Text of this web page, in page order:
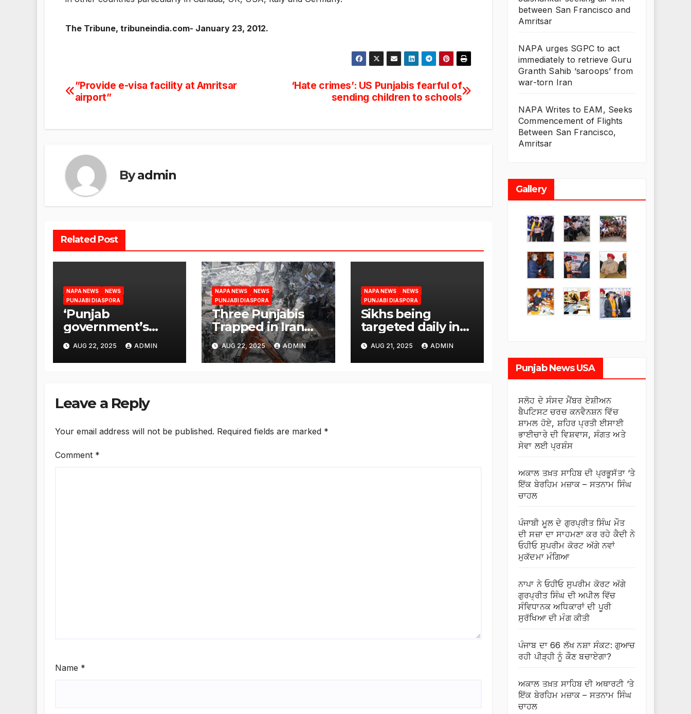
The Tribune, tribuneindia.com- January 23, 2012.
Post
‘Hate crimes’: US Punjabis fearful of
sending children to schools
”Provide e-visa facility at Amritsar
airport”
Byadmin
Related Post
NAPA NEWS
NEWS
PUNJABI DIASPORA
‘Punjab
government’s
responsibility to
rehabilitate
deported
AUG 22, 2025 ADMIN
NAPA NEWS
NEWS
PUNJABI DIASPORA
Three Punjabis
Trapped in Iran
Amid Conflict:
NAPA Urges Swift
Government
AUG 22, 2025 ADMIN
NAPA NEWS
NEWS
PUNJABI DIASPORA
Sikhs being
targeted daily in
one or the other
corner of US:
Satnam Singh
AUG 21, 2025 ADMIN
Leave a Reply
Your email address will not be published. Required fields are marked *
Comment *
Name *
between San Francisco and
Amritsar
NAPA urges SGPC to act
immediately to retrieve Guru
Granth Sahib ‘saroops’ from
war-torn Iran
NAPA Writes to EAM, Seeks
Commencement of Flights
Between San Francisco,
Amritsar
Gallery
Punjab News USA
ਸਲੋਹ ਦੇ ਸੰਸਦ ਮੈਂਬਰ ਏਸ਼ੀਅਨ
ਬੈਪਟਿਸਟ ਚਰਚ ਕਨਵੈਨਸ਼ਨ ਵਿੱਚ
ਸ਼ਾਮਲ ਹੋਏ, ਸ਼ਹਿਰ ਪ੍ਰਤੀ ਈਸਾਈ
ਭਾਈਚਾਰੇ ਦੀ ਵਿਸ਼ਵਾਸ, ਸੰਗਤ ਅਤੇ
ਸੇਵਾ ਲਈ ਪ੍ਰਸ਼ੰਸ
ਅਕਾਲ ਤਖ਼ਤ ਸਾਹਿਬ ਦੀ ਪ੍ਰਭੂਸੱਤਾ ‘ਤੇ
ਇੱਕ ਬੇਰਹਿਮ ਮਜ਼ਾਕ – ਸਤਨਾਮ ਸਿੰਘ
ਚਾਹਲ
ਪੰਜਾਬੀ ਮੂਲ ਦੇ ਗੁਰਪ੍ਰੀਤ ਸਿੰਘ ਮੌਤ
ਦੀ ਸਜ਼ਾ ਦਾ ਸਾਹਮਣਾ ਕਰ ਰਹੇ ਕੈਦੀ ਨੇ
ਓਹੀਓ ਸੁਪਰੀਮ ਕੋਰਟ ਅੱਗੇ ਨਵਾਂ
ਮੁਕੱਦਮਾ ਮੰਗਿਆ
ਨਾਪਾ ਨੇ ਓਹੀਓ ਸੁਪਰੀਮ ਕੋਰਟ ਅੱਗੇ
ਗੁਰਪ੍ਰੀਤ ਸਿੰਘ ਦੀ ਅਪੀਲ ਵਿੱਚ
ਸੰਵਿਧਾਨਕ ਅਧਿਕਾਰਾਂ ਦੀ ਪੂਰੀ
ਸੁਰੱਖਿਆ ਦੀ ਮੰਗ ਕੀਤੀ
ਪੰਜਾਬ ਦਾ 66 ਲੱਖ ਨਸ਼ਾ ਸੰਕਟ: ਗੁਆਚ
ਰਹੀ ਪੀੜ੍ਹੀ ਨੂੰ ਕੌਣ ਬਚਾਏਗਾ?
ਅਕਾਲ ਤਖ਼ਤ ਸਾਹਿਬ ਦੀ ਅਥਾਰਟੀ ‘ਤੇ
ਇੱਕ ਬੇਰਹਿਮ ਮਜ਼ਾਕ – ਸਤਨਾਮ ਸਿੰਘ
ਚਾਹਲ